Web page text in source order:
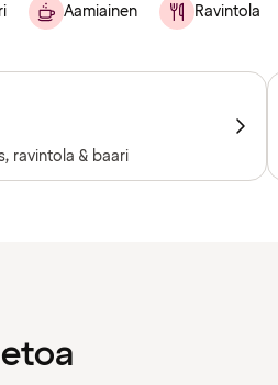
Aamiainen Ravintola
ravintola & baari